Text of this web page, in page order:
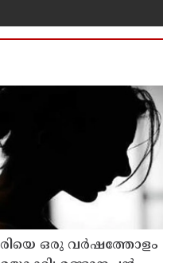
മടങ്ങി
ഒരു വര്‍ഷത്തോളം